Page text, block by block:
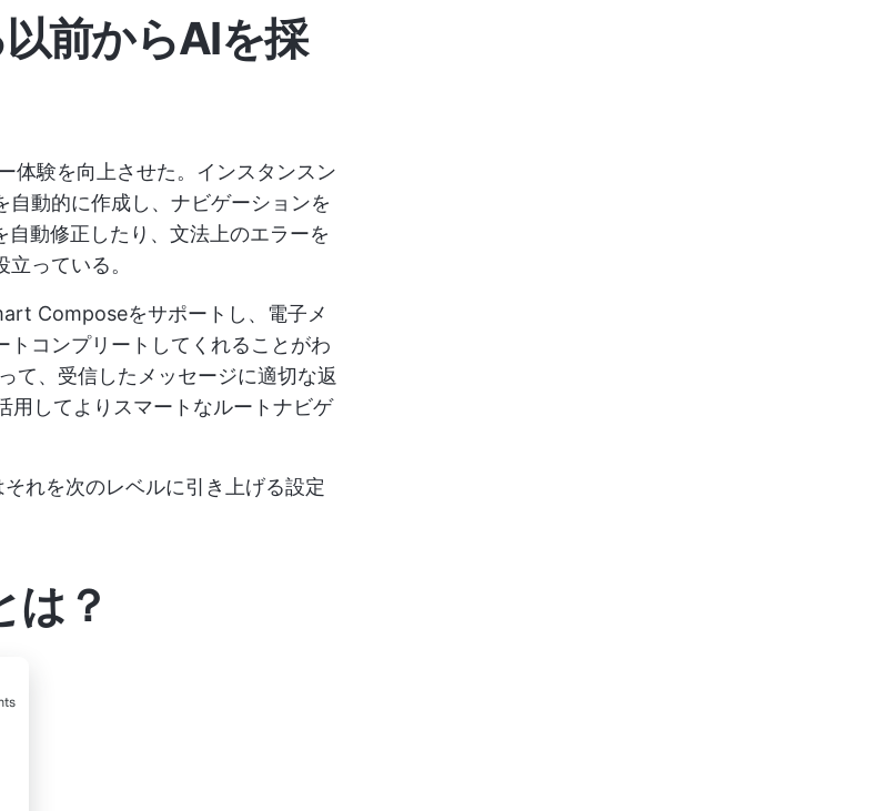
前からAIを採
体験を向上させた。インスタンスン
動的に作成し、ナビゲーションを
動修正したり、文法上のエラーを
っている。
Composeをサポートし、電子メ
コンプリートしてくれることがわ
て、受信したメッセージに適切な返
してよりスマートなルートナビゲ
れを次のレベルに引き上げる設定
は？